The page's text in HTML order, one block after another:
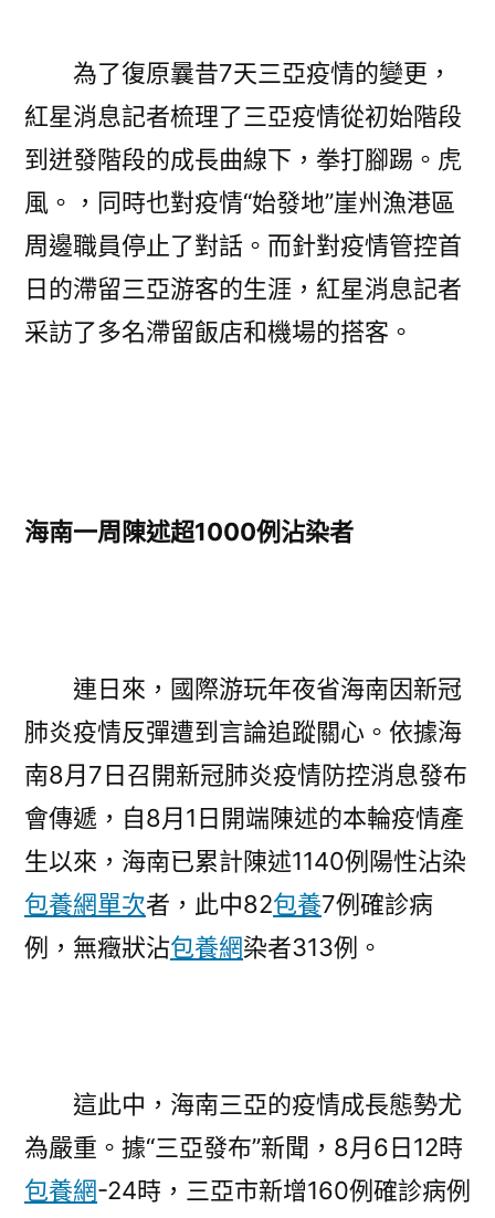
為了復原曩昔7天三亞疫情的變更，
紅星消息記者梳理了三亞疫情從初始階段
到迸發階段的成長曲線下，拳打腳踢。虎
風。，同時也對疫情“始發地”崖州漁港區
周邊職員停止了對話。而針對疫情管控首
日的滯留三亞游客的生涯，紅星消息記者
采訪了多名滯留飯店和機場的搭客。
海南一周陳述超1000例沾染者
連日來，國際游玩年夜省海南因新冠
肺炎疫情反彈遭到言論追蹤關心。依據海
南8月7日召開新冠肺炎疫情防控消息發布
會傳遞，自8月1日開端陳述的本輪疫情產
生以來，海南已累計陳述1140例陽性沾染
包養網單次者，此中82包養7例確診病
例，無癥狀沾包養網染者313例。
這此中，海南三亞的疫情成長態勢尤
為嚴重。據“三亞發布”新聞，8月6日12時
包養網-24時，三亞市新增160例確診病例